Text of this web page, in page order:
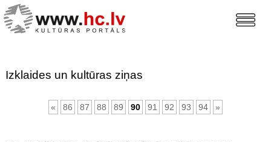
Izklaides un kultūras ziņas
« 86 87 88 89 90 91 92 93 94 »